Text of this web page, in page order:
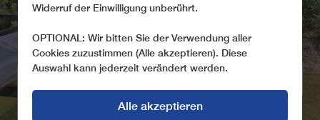
MATERIAL
Widerruf der Einwilligung unberührt.
OPTIONAL: Wir bitten Sie der Verwendung aller
Cookies zuzustimmen (Alle akzeptieren). Diese
Auswahl kann jederzeit verändert werden.
Alle akzeptieren